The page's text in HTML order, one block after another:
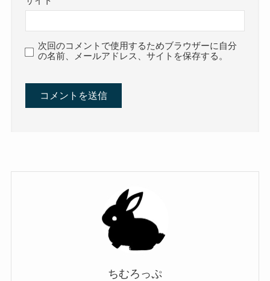
次回のコメントで使用するためブラウザーに自分
の名前、メールアドレス、サイトを保存する。
ちむろっぷ